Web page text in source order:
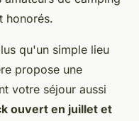
honorés.
qu'un simple lieu
propose une
votre séjour aussi
ouvert en juillet et